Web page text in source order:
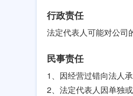
行政责任
法定代表人可能对公司
民事责任
1、因经营过错向法人
2、法定代表人因单独